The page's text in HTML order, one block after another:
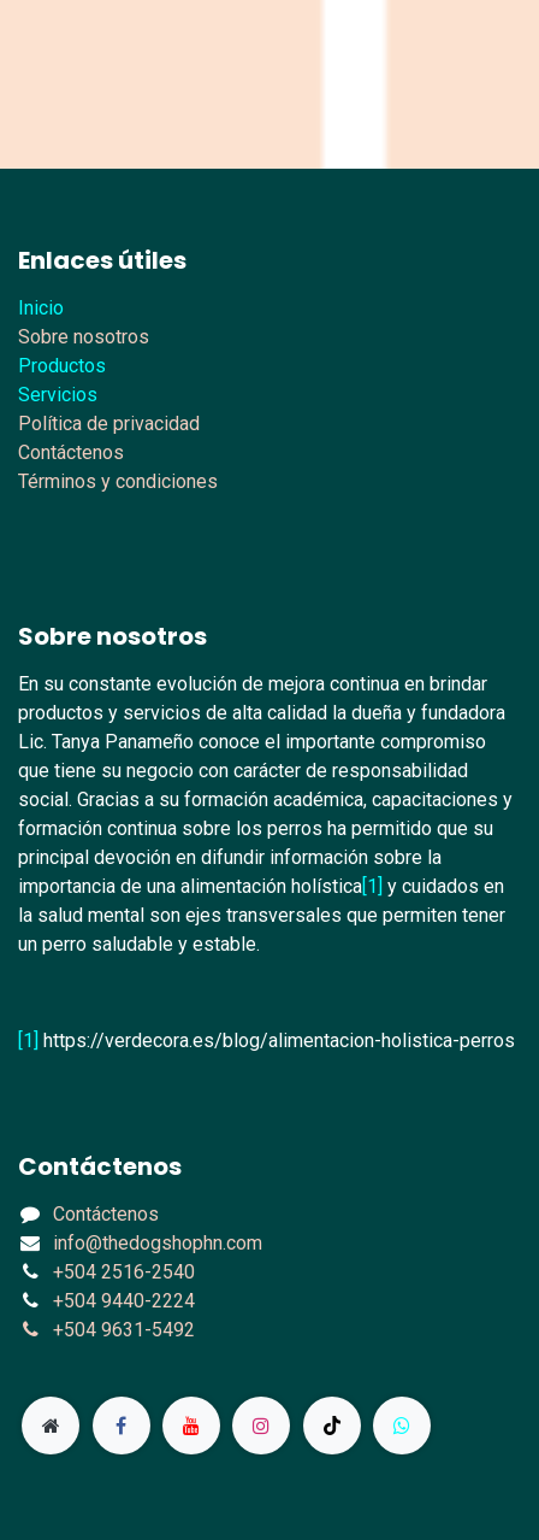
Enlaces útiles
Inicio
Sobre nosotros
Productos
Servicios
Política de privacidad
Contáctenos
Términos y condiciones
Sobre nosotros
En su constante evolución de mejora continua en brindar
productos y servicios de alta calidad la dueña y fundadora
Lic. Tanya Panameño conoce el importante compromiso
que tiene su negocio con carácter de responsabilidad
social. Gracias a su formación académica, capacitaciones y
formación continua sobre los perros ha permitido que su
principal devoción en difundir información sobre la
importancia de una alimentación holística[1] y cuidados en
la salud mental son ejes transversales que permiten tener
un perro saludable y estable.
[1] https://verdecora.es/blog/alimentacion-holistica-perros
Contáctenos
Contáctenos
info@thedogshophn.com
+504 2516-2540
+504 9440-2224
+504 9631-5492